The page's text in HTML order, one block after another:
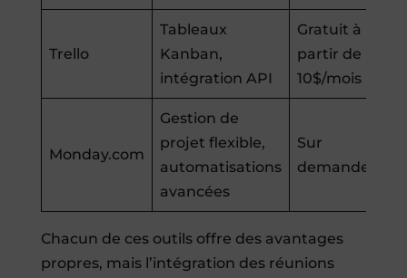
Trello
Tableaux
Kanban,
intégration API
Gratuit à
partir de
10$/mois
Monday.com
Gestion de
projet flexible,
automatisations
avancées
Sur
demande
Chacun de ces outils offre des avantages
propres, mais l’intégration des réunions